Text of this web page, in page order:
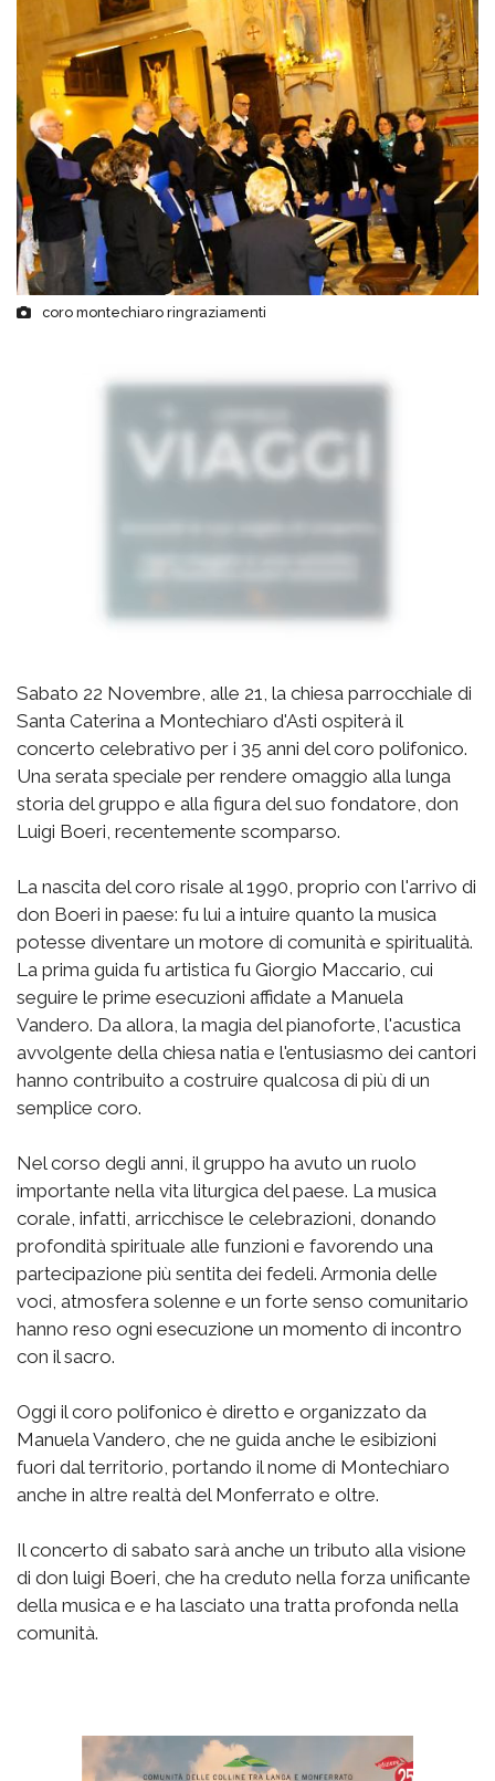
coro montechiaro ringraziamenti
Sabato 22 Novembre, alle 21, la chiesa parrocchiale di
Santa Caterina a Montechiaro d'Asti ospiterà il
concerto celebrativo per i 35 anni del coro polifonico.
Una serata speciale per rendere omaggio alla lunga
storia del gruppo e alla figura del suo fondatore, don
Luigi Boeri, recentemente scomparso.
La nascita del coro risale al 1990, proprio con l'arrivo di
don Boeri in paese: fu lui a intuire quanto la musica
potesse diventare un motore di comunità e spiritualità.
La prima guida fu artistica fu Giorgio Maccario, cui
seguire le prime esecuzioni affidate a Manuela
Vandero. Da allora, la magia del pianoforte, l'acustica
avvolgente della chiesa natia e l'entusiasmo dei cantori
hanno contribuito a costruire qualcosa di più di un
semplice coro.
Nel corso degli anni, il gruppo ha avuto un ruolo
importante nella vita liturgica del paese. La musica
corale, infatti, arricchisce le celebrazioni, donando
profondità spirituale alle funzioni e favorendo una
partecipazione più sentita dei fedeli. Armonia delle
voci, atmosfera solenne e un forte senso comunitario
hanno reso ogni esecuzione un momento di incontro
con il sacro.
Oggi il coro polifonico è diretto e organizzato da
Manuela Vandero, che ne guida anche le esibizioni
fuori dal territorio, portando il nome di Montechiaro
anche in altre realtà del Monferrato e oltre.
Il concerto di sabato sarà anche un tributo alla visione
di don luigi Boeri, che ha creduto nella forza unificante
della musica e e ha lasciato una tratta profonda nella
comunità.